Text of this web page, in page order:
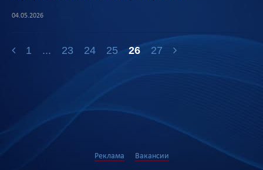
04.05.2026
1 ... 23 24 25 26 27
Реклама Вакансии